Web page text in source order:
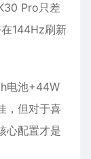
Pro只差
144Hz刷新
电池+44W
，但对于喜
心配置才是